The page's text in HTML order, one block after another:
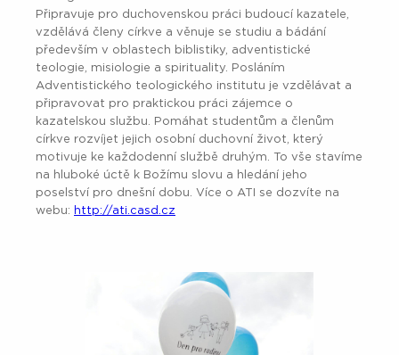
Připravuje pro duchovenskou práci budoucí kazatele,
vzdělává členy církve a věnuje se studiu a bádání
především v oblastech biblistiky, adventistické
teologie, misiologie a spirituality. Posláním
Adventistického teologického institutu je vzdělávat a
připravovat pro praktickou práci zájemce o
kazatelskou službu. Pomáhat studentům a členům
církve rozvíjet jejich osobní duchovní život, který
motivuje ke každodenní službě druhým. To vše stavíme
na hluboké úctě k Božímu slovu a hledání jeho
poselství pro dnešní dobu. Více o ATI se dozvíte na
webu: http://ati.casd.cz